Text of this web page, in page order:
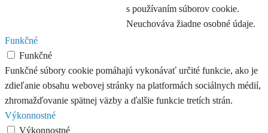
s používaním súborov cookie.
Neuchováva žiadne osobné údaje.
Funkčné
Funkčné
Funkčné súbory cookie pomáhajú vykonávať určité funkcie, ako je
zdieľanie obsahu webovej stránky na platformách sociálnych médií,
zhromažďovanie spätnej väzby a ďalšie funkcie tretích strán.
Výkonnostné
Výkonnostné